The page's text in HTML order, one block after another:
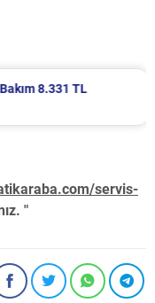
8.331 TL
servis-
"